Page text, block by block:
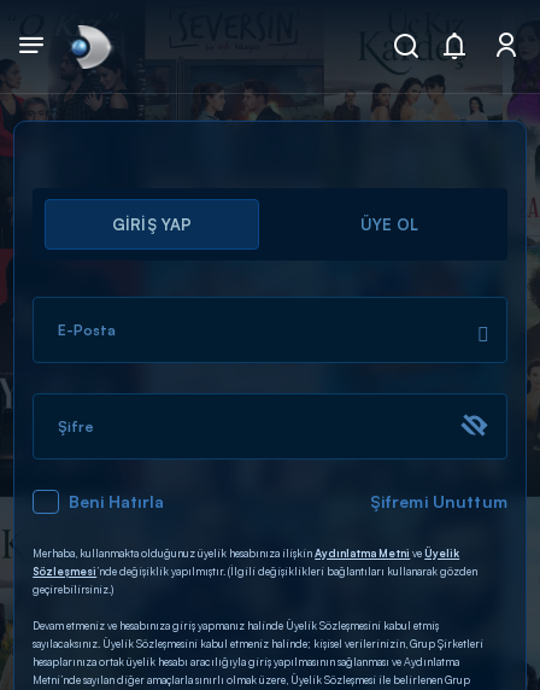
Arama
ARAMA SONUÇLARI
DİĞER SONUÇLAR
GİRİŞ YAP ÜYE OL
E-Posta
Şifre
Beni Hatırla Şifremi Unuttum
Merhaba, kullanmakta olduğunuz üyelik hesabınıza ilişkinAydınlatma Metni veÜyelik
Sözleşmesi’nde değişiklik yapılmıştır. (İlgili değişiklikleri bağlantıları kullanarak gözden
geçirebilirsiniz.)
Devam etmeniz ve hesabınıza giriş yapmanız halinde Üyelik Sözleşmesini kabul etmiş
sayılacaksınız. Üyelik Sözleşmesini kabul etmeniz halinde; kişisel verilerinizin, Grup Şirketleri
hesaplarınıza ortak üyelik hesabı aracılığıyla giriş yapılmasının sağlanması ve Aydınlatma
Metni’nde sayılan diğer amaçlarla sınırlı olmak üzere, Üyelik Sözleşmesi ile belirlenen Grup